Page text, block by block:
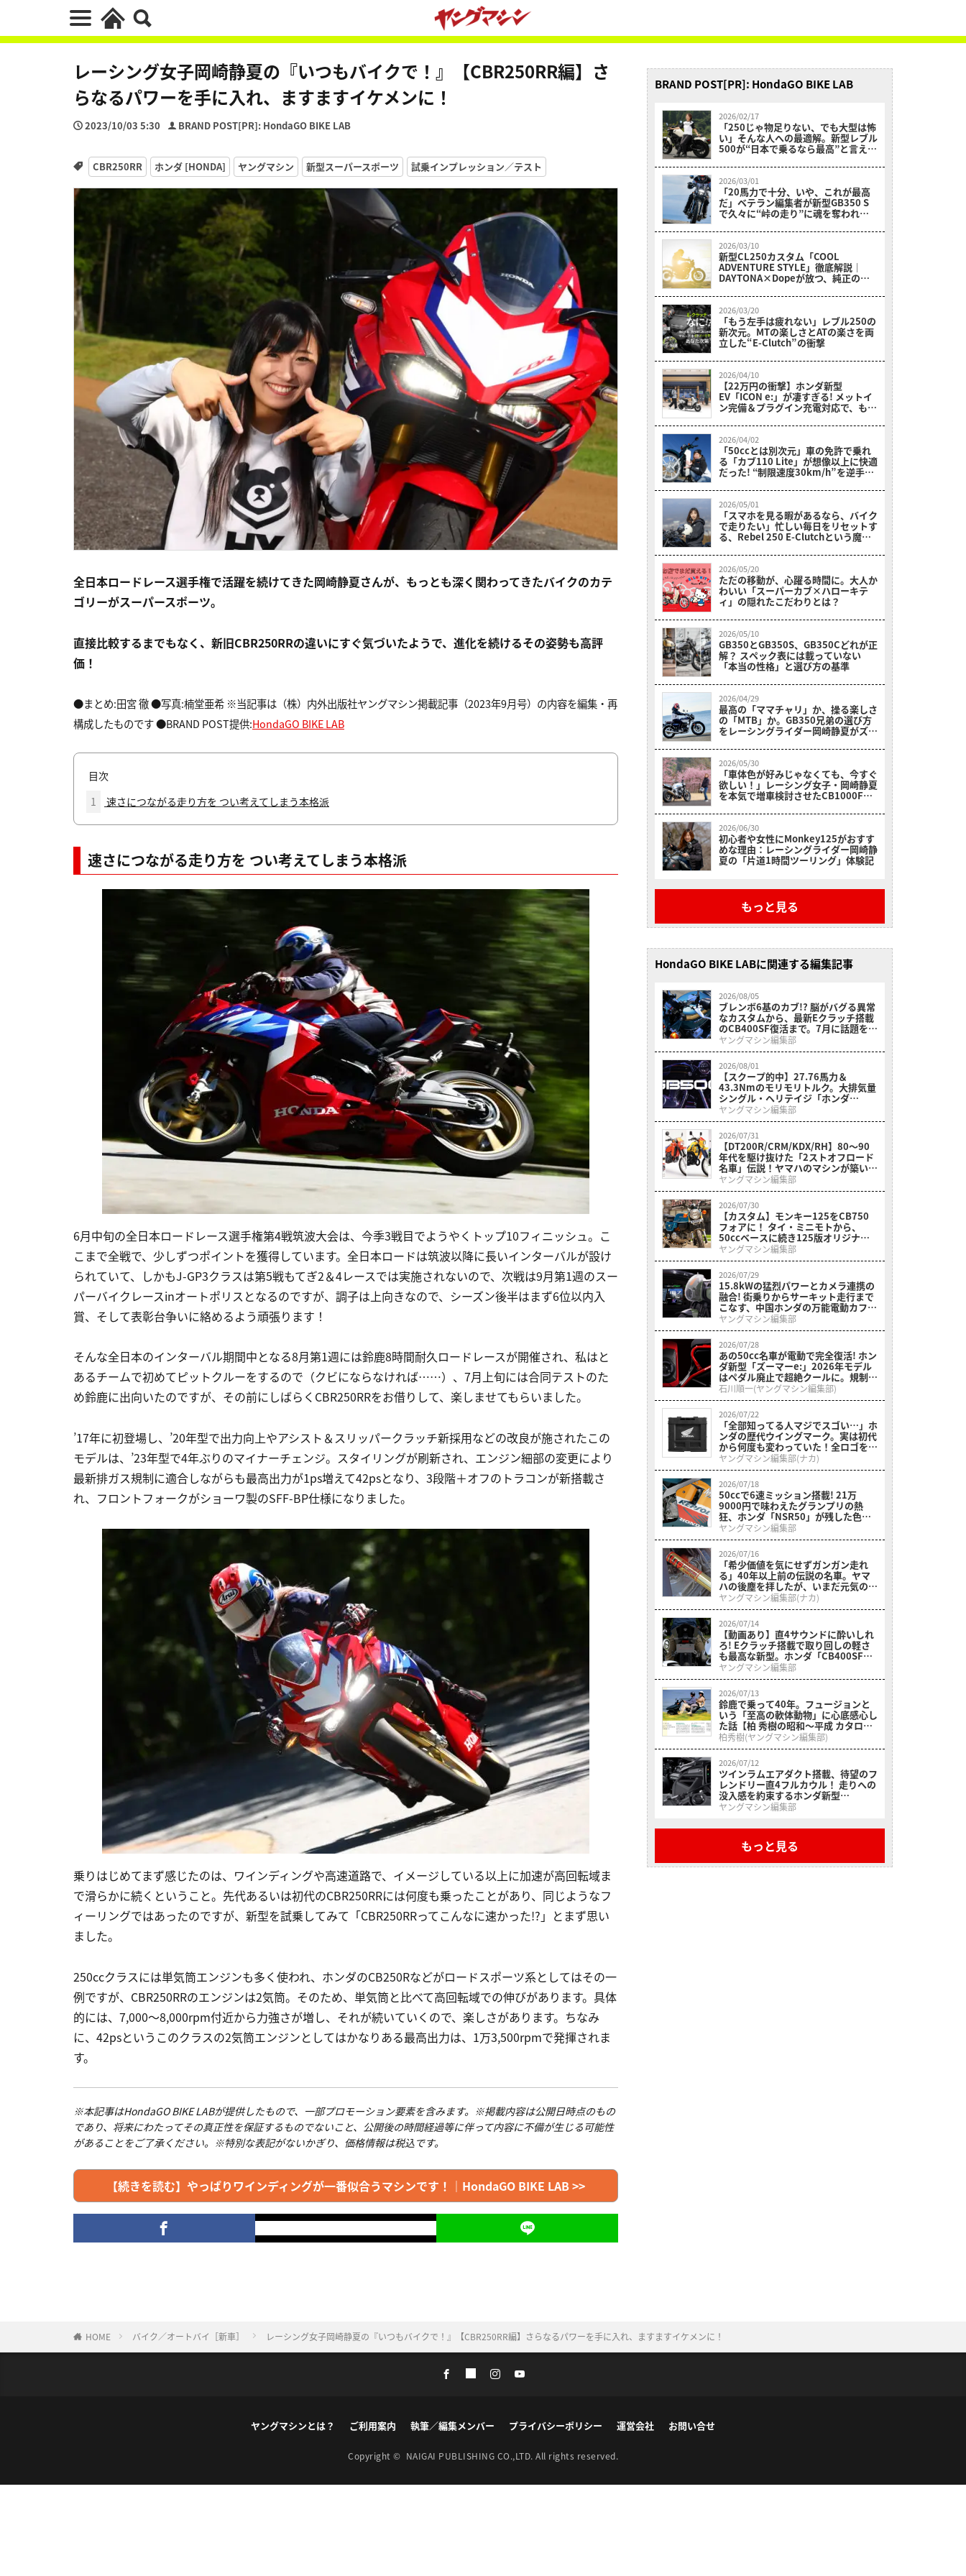
レーシング女子岡崎静夏の『いつもバイクで！』【CBR250RR編】さ
らなるパワーを手に入れ、ますますイケメンに！
2023/10/03 5:30 BRAND POST[PR]: HondaGO BIKE LAB
CBR250RR ホンダ [HONDA] ヤングマシン 新型スーパースポーツ 試乗インプレッション／テスト
全日本ロードレース選手権で活躍を続けてきた岡崎静夏さんが、もっとも深く関わってきたバイクのカテ
ゴリーがスーパースポーツ。
直接比較するまでもなく、新旧CBR250RRの違いにすぐ気づいたようで、進化を続けるその姿勢も高評
価！
●まとめ:田宮 徹 ●写真:楠堂亜希 ※当記事は（株）内外出版社ヤングマシン掲載記事（2023年9月号）の内容を編集・再
構成したものです ●BRAND POST提供:HondaGO BIKE LAB
目次
1
速さにつながる走り方を つい考えてしまう本格派
速さにつながる走り方を つい考えてしまう本格派
6月中旬の全日本ロードレース選手権第4戦筑波大会は、今季3戦目でようやくトップ10フィニッシュ。こ
こまで全戦で、少しずつポイントを獲得しています。全日本ロードは筑波以降に長いインターバルが設け
られていて、しかもJ-GP3クラスは第5戦もてぎ2＆4レースでは実施されないので、次戦は9月第1週のスー
パーバイクレースinオートポリスとなるのですが、調子は上向きなので、シーズン後半はまず6位以内入
賞、そして表彰台争いに絡めるよう頑張ります！
そんな全日本のインターバル期間中となる8月第1週には鈴鹿8時間耐久ロードレースが開催され、私はと
あるチームで初めてピットクルーをするので（クビにならなければ……）、7月上旬には合同テストのた
め鈴鹿に出向いたのですが、その前にしばらくCBR250RRをお借りして、楽しませてもらいました。
’17年に初登場し、’20年型で出力向上やアシスト＆スリッパークラッチ新採用などの改良が施されたこの
モデルは、’23年型で4年ぶりのマイナーチェンジ。スタイリングが刷新され、エンジン細部の変更により
最新排ガス規制に適合しながらも最高出力が1ps増えて42psとなり、3段階＋オフのトラコンが新搭載さ
れ、フロントフォークがショーワ製のSFF-BP仕様になりました。
乗りはじめてまず感じたのは、ワインディングや高速道路で、イメージしている以上に加速が高回転域ま
で滑らかに続くということ。先代あるいは初代のCBR250RRには何度も乗ったことがあり、同じようなフ
ィーリングではあったのですが、新型を試乗してみて「CBR250RRってこんなに速かった!?」とまず思い
ました。
250ccクラスには単気筒エンジンも多く使われ、ホンダのCB250Rなどがロードスポーツ系としてはその一
例ですが、CBR250RRのエンジンは2気筒。そのため、単気筒と比べて高回転域での伸びがあります。具体
的には、7,000～8,000rpm付近から力強さが増し、それが続いていくので、楽しさがあります。ちなみ
に、42psというこのクラスの2気筒エンジンとしてはかなりある最高出力は、1万3,500rpmで発揮されま
す。
※本記事はHondaGO BIKE LABが提供したもので、一部プロモーション要素を含みます。※掲載内容は公開日時点のもの
であり、将来にわたってその真正性を保証するものでないこと、公開後の時間経過等に伴って内容に不備が生じる可能性
があることをご了承ください。※特別な表記がないかぎり、価格情報は税込です。
【続きを読む】やっぱりワインディングが一番似合うマシンです！｜HondaGO BIKE LAB >>
BRAND POST[PR]: HondaGO BIKE LAB
2026/02/17
「250じゃ物足りない、でも大型は怖
い」そんな人への最適解。新型レブル
500が“日本で乗るなら最高”と言える
2026/03/01
「20馬力で十分、いや、これが最高
だ」ベテラン編集者が新型GB350 S
で久々に“峠の走り”に魂を奪われた
2026/03/10
新型CL250カスタム「COOL
ADVENTURE STYLE」徹底解説｜
DAYTONA×Dopeが放つ、純正の枠
2026/03/20
「もう左手は疲れない」レブル250の
新次元。MTの楽しさとATの楽さを両
立した“E-Clutch”の衝撃
2026/04/10
【22万円の衝撃】ホンダ新型
EV「ICON e:」が凄すぎる! メットイ
ン完備＆プラグイン充電対応で、もう
2026/04/02
「50ccとは別次元」車の免許で乗れ
る「カブ110 Lite」が想像以上に快適
だった! “制限速度30km/h”を逆手に
ュー】
2026/05/01
「スマホを見る暇があるなら、バイク
で走りたい」忙しい毎日をリセットす
る、Rebel 250 E-Clutchという魔法
2026/05/20
ただの移動が、心躍る時間に。大人か
わいい「スーパーカブ×ハローキテ
ィ」の隠れたこだわりとは？
2026/05/10
GB350とGB350S、GB350Cどれが正
解？ スペック表には載っていない
「本当の性格」と選び方の基準
2026/04/29
最高の「ママチャリ」か、操る楽しさ
の「MTB」か。GB350兄弟の選び方
をレーシングライダー岡崎静夏がズバ
2026/05/30
「車体色が好みじゃなくても、今すぐ
欲しい！」レーシング女子・岡崎静夏
を本気で増車検討させたCB1000Fの
2026/06/30
初心者や女性にMonkey125がおすす
めな理由：レーシングライダー岡崎静
夏の「片道1時間ツーリング」体験記
もっと見る
HondaGO BIKE LABに関連する編集記事
2026/08/05
ブレンボ6基のカブ!? 脳がバグる異常
なカスタムから、最新Eクラッチ搭載
のCB400SF復活まで。7月に話題を呼
んだホンダ関連ニュースまとめ
ヤングマシン編集部
2026/08/01
【スクープ的中】27.76馬力＆
43.3Nmのモリモリトルク。大排気量
シングル・ヘリテイジ「ホンダ
GB500(CB500)」がインドでついに
アンベール
ヤングマシン編集部
2026/07/31
【DT200R/CRM/KDX/RH】80〜90
年代を駆け抜けた「2ストオフロード
名車」伝説！ヤマハのマシンが築いた
黄金時代とライバルたちの追撃
ヤングマシン編集部
2026/07/30
【カスタム】モンキー125をCB750
フォアに！ タイ・ミニモトから、
50ccベースに続き125版オリジナル
カスタムキットも登場【メディア初公
開】
ヤングマシン編集部
2026/07/29
15.8kWの猛烈パワーとカメラ連携の
融合! 街乗りからサーキット走行まで
こなす、中国ホンダの万能電動カフェ
レーサーが2026年モデルにアップデ
ート【海外】
ヤングマシン編集部
2026/07/28
あの50cc名車が電動で完全復活! ホン
ダ新型「ズーマーe:」2026年モデル
はペダル廃止で超絶クールに。規制緩
和で本来の姿へ【海外】
石川順一(ヤングマシン編集部)
2026/07/22
「全部知ってる人マジでスゴい…」ホ
ンダの歴代ウイングマーク。実は初代
から何度も変わっていた！全ロゴをプ
リントした［折りたたみコンテナボッ
クス ホンダウィングヒストリー］
ヤングマシン編集部(ナカ)
2026/07/18
50ccで6速ミッション搭載! 21万
9000円で味わえたグランプリの熱
狂、ホンダ「NSR50」が残した色褪
せない走り【昭和名車原付一種】
ヤングマシン編集部
2026/07/16
「希少価値を気にせずガンガン走れ
る」40年以上前の伝説の名車。ヤマ
ハの後塵を拝したが、いまだ元気のい
い現役マシン。出来栄えのわりにはお
手頃価格の「ホンダ・RS500R」を紹
介
ヤングマシン編集部(ナカ)
2026/07/14
【動画あり】直4サウンドに酔いしれ
ろ! Eクラッチ搭載で取り回しの軽さ
も最高な新型。ホンダ「CB400SF＆
CBR400RF」の足つきと排気音に迫
る
ヤングマシン編集部
2026/07/13
鈴鹿で乗って40年。フュージョンと
いう「至高の軟体動物」に心底感心し
た話【柏 秀樹の昭和〜平成 カタログ
蔵出しコラム Vol.33】
柏秀樹(ヤングマシン編集部)
2026/07/12
ツインラムエアダクト搭載、待望のフ
レンドリー直4フルカウル！ 走りへの
没入感を約束するホンダ新型
「CBR400Rフォア Eクラッチ」が
ヤングマシン編集部
もっと見る
HOME バイク／オートバイ［新車］ レーシング女子岡崎静夏の『いつもバイクで！』【CBR250RR編】さらなるパワーを手に入れ、ますますイケメンに！
ヤングマシンとは？ ご利用案内 執筆／編集メンバー プライバシーポリシー 運営会社 お問い合せ
Copyright © NAIGAI PUBLISHING CO.,LTD. All rights reserved.